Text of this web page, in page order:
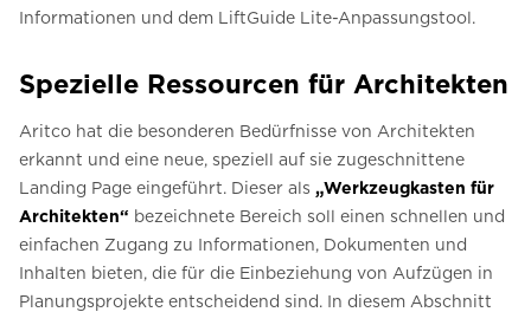
Informationen und dem LiftGuide Lite-Anpassungstool.
Spezielle Ressourcen für Architekten
Aritco hat die besonderen Bedürfnisse von Architekten
erkannt und eine neue, speziell auf sie zugeschnittene
Landing Page eingeführt. Dieser als „Werkzeugkasten für
Architekten“ bezeichnete Bereich soll einen schnellen und
einfachen Zugang zu Informationen, Dokumenten und
Inhalten bieten, die für die Einbeziehung von Aufzügen in
Planungsprojekte entscheidend sind. In diesem Abschnitt